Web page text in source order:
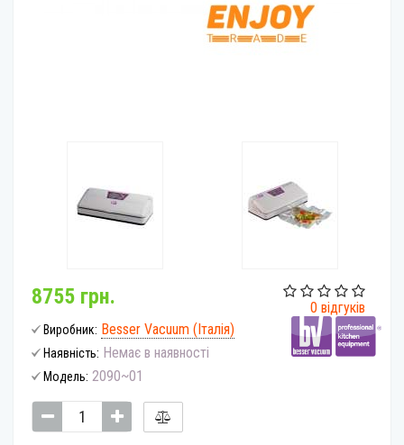
0 відгуків
8755 грн.
Виробник: Besser Vacuum (Італія)
Наявність: Немає в наявності
Модель: 2090~01